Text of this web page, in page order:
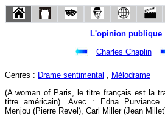
L'opinion publique
Charles Chaplin
Genres : Drame sentimental , Mélodrame
(A woman of Paris, le titre français est la
titre américain). Avec : Edna Purviance
Menjou (Pierre Revel), Carl Miller (Jean